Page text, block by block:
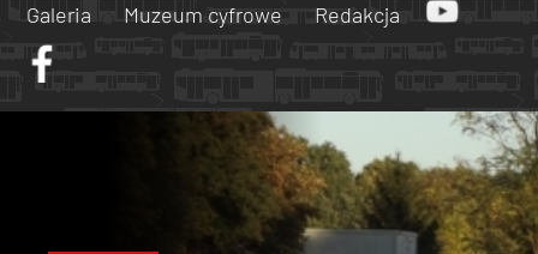
Galeria
Muzeum cyfrowe Redakcja